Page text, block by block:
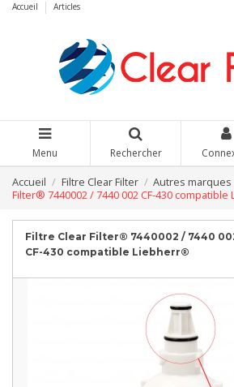
Accueil Articles
Menu Rechercher
Accueil Filtre Clear Filter Autres marques
Filter® 7440002 / 7440 002 CF-430
Filtre Clear Filter® 7440002 / 7440
CF-430 compatible Liebherr®